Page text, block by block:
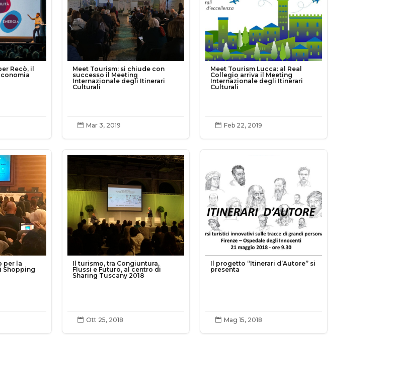
Recò, il
Meet Tourism: si chiude con
successo il Meeting
Internazionale degli Itinerari
Culturali
 Mar 3, 2019
Meet Tourism Lucca: al Real
Collegio arriva il Meeting
Internazionale degli Itinerari
Culturali
 Feb 22, 2019
per la
Shopping
Il turismo, tra Congiuntura,
Flussi e Futuro, al centro di
Sharing Tuscany 2018
 Ott 25, 2018
Il progetto “Itinerari d’Autore” si
presenta
 Mag 15, 2018